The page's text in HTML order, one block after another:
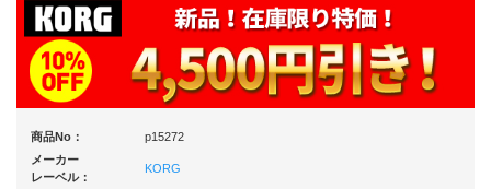
商品No：
p15272
メーカー
レーベル：
KORG